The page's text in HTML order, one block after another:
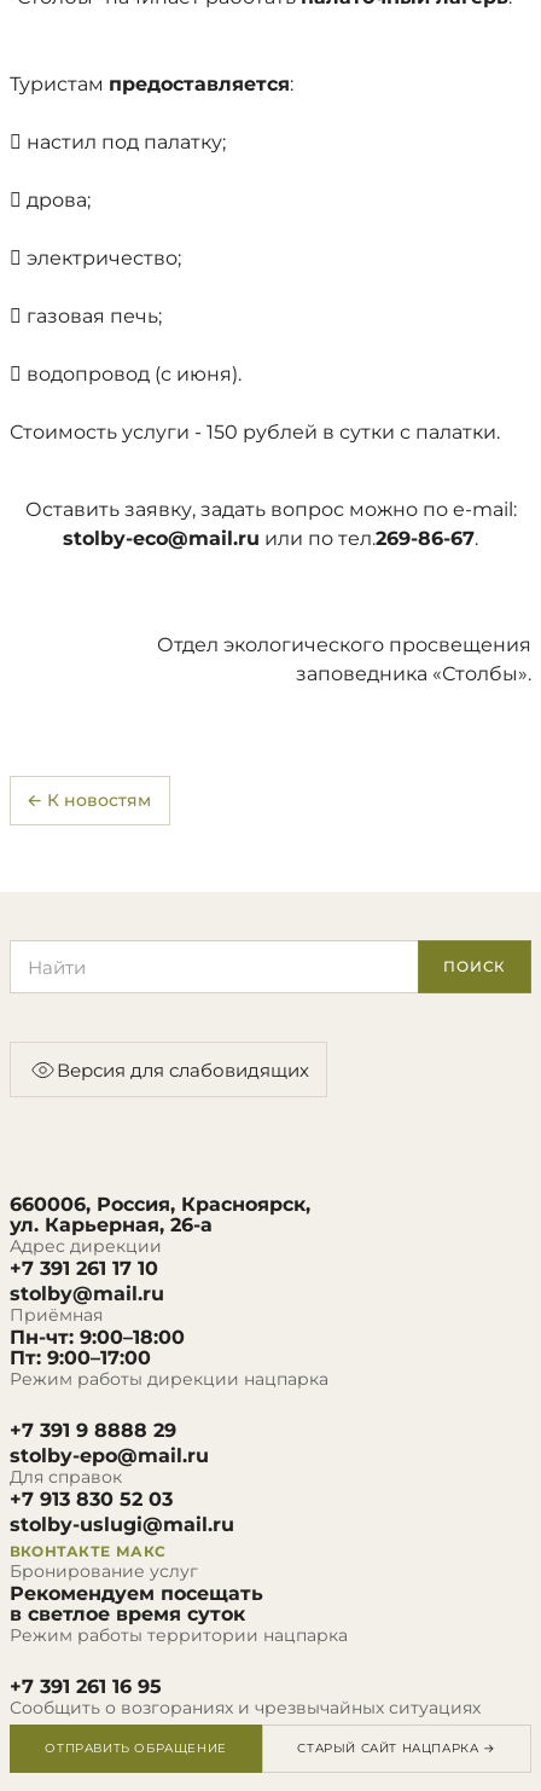
Туристам предоставляется:
 настил под палатку;
 дрова;
 электричество;
 газовая печь;
 водопровод (с июня).
Стоимость услуги - 150 рублей в сутки с палатки.
Оставить заявку, задать вопрос можно по e-mail:
stolby-eco@mail.ru или по тел.269-86-67.
Отдел экологического просвещения
заповедника «Столбы».
← К новостям
ПОИСК
Версия для слабовидящих
660006, Россия, Красноярск,
ул. Карьерная, 26-а
Адрес дирекции
+7 391 261 17 10
stolby@mail.ru
Приёмная
Пн-чт: 9:00–18:00
Пт: 9:00–17:00
Режим работы дирекции нацпарка
+7 391 9 8888 29
stolby-epo@mail.ru
Для справок
+7 913 830 52 03
stolby-uslugi@mail.ru
ВКОНТАКТЕ МАКС
Бронирование услуг
Рекомендуем посещать
в светлое время суток
Режим работы территории нацпарка
+7 391 261 16 95
Сообщить о возгораниях и чрезвычайных ситуациях
ОТПРАВИТЬ ОБРАЩЕНИЕ СТАРЫЙ САЙТ НАЦПАРКА →